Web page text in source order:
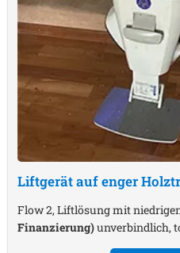
Liftgerät auf enger
Flow 2, Liftlösung mit
Finanzierung)unverbindlich,